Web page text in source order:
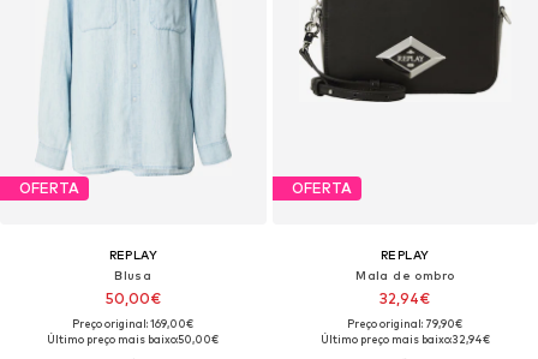
OFERTA
REPLAY
Blusa
50,00€
Preço original: 169,00€
Último preço mais baixo:50,00€
OFERTA
REPLAY
Mala de ombro
32,94€
Preço original: 79,90€
Último preço mais baixo:32,94€